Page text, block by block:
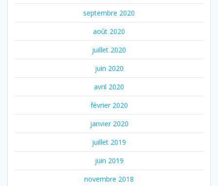
septembre 2020
août 2020
juillet 2020
juin 2020
avril 2020
février 2020
janvier 2020
juillet 2019
juin 2019
novembre 2018